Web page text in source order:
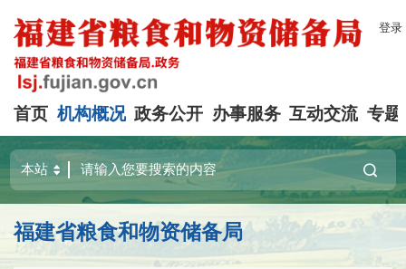
登录
首页 机构概况 政务公开 办事服务 互动交流 专题
福建省粮食和物资储备局